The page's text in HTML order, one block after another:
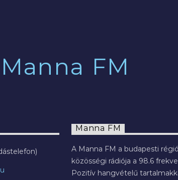
Manna FM
Manna FM
A Manna FM a budapesti
közösségi rádiója a 98.6
Pozitív hangvételű